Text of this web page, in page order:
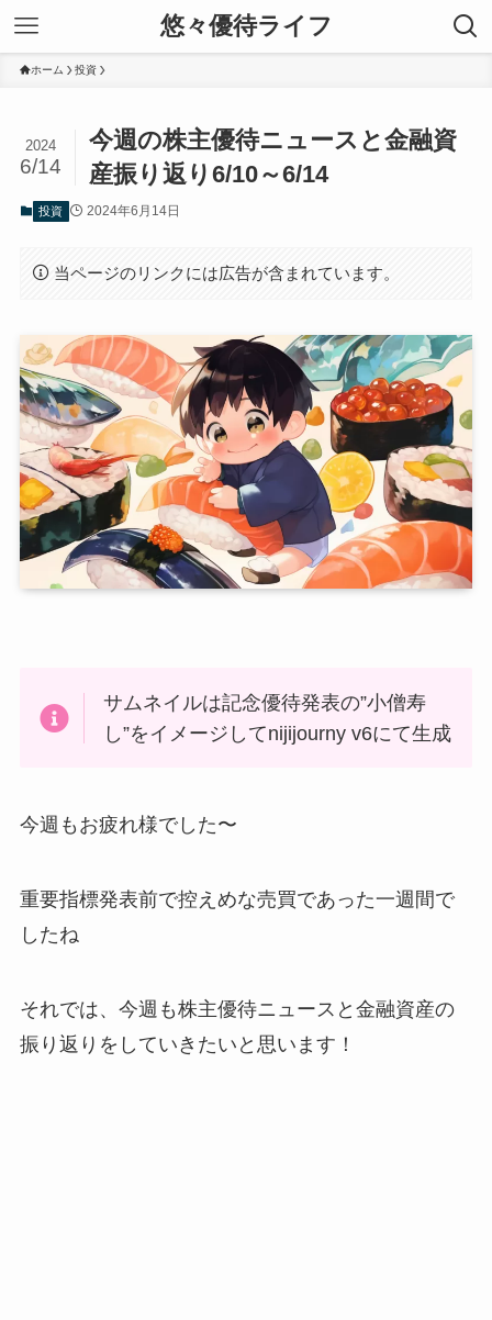
悠々優待ライフ
ホーム 投資
今週の株主優待ニュースと金融資
産振り返り6/10～6/14
2024
6/14
投資 2024年6月14日
当ページのリンクには広告が含まれています。
サムネイルは記念優待発表の”小僧寿
し”をイメージしてnijijourny v6にて生成
今週もお疲れ様でした〜
重要指標発表前で控えめな売買であった一週間で
したね
それでは、今週も株主優待ニュースと金融資産の
振り返りをしていきたいと思います！